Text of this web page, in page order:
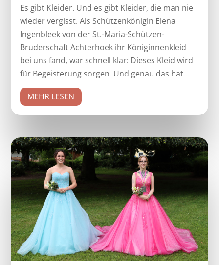
Es gibt Kleider. Und es gibt Kleider, die man nie
wieder vergisst. Als Schützenkönigin Elena
Ingenbleek von der St.-Maria-Schützen-
Bruderschaft Achterhoek ihr Königinnenkleid
bei uns fand, war schnell klar: Dieses Kleid wird
für Begeisterung sorgen. Und genau das hat...
MEHR LESEN